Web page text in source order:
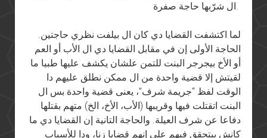
ال شرّبها حاجة صفرة.
لما اكتشفت القضايا دي كان ال بيلفت نظري حاجتين.
الحاجة الأولى إن في مقابل القضايا دي ال الأب أو العم
أو الأخ بيجرجر البنت للتمن علشان يكشف عليها طبيا ما
لقيتش إلا قضية واحدة من ال ممكن نطلق عليهم دا
الوقت لفظ “جريمة شرف”، يعنى قضية واحدة بس ال
البنت اتقتلت فيها وقريبها (الأب، الأخ، الخ) متهم بقتلها
دفاعا عن شرف العيلة. والحاجة التانية إن القضايا دي ما
كانش بيتحقق فيهم على إنهم قضايا زنا، ودا للأسباب